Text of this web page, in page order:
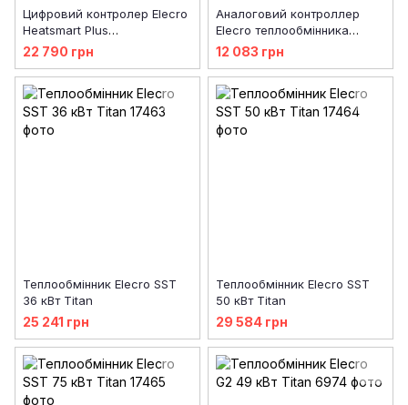
Цифровий контролер Elecro
Heatsmart Plus
теплообмінника G2/SST +
датчик протоки та
температури
22 790 грн
Аналоговий контроллер
Elecro теплообмінника
G2/SST
12 083 грн
Теплообмінник Elecro SST
36 кВт Titan
25 241 грн
Теплообмінник Elecro SST
50 кВт Titan
29 584 грн